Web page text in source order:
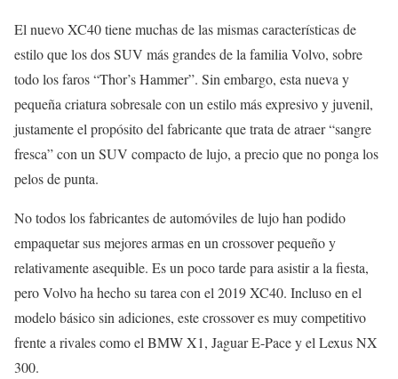
El nuevo XC40 tiene muchas de las mismas características de
estilo que los dos SUV más grandes de la familia Volvo, sobre
todo los faros “Thor’s Hammer”. Sin embargo, esta nueva y
pequeña criatura sobresale con un estilo más expresivo y juvenil,
justamente el propósito del fabricante que trata de atraer “sangre
fresca” con un SUV compacto de lujo, a precio que no ponga los
pelos de punta.
No todos los fabricantes de automóviles de lujo han podido
empaquetar sus mejores armas en un crossover pequeño y
relativamente asequible. Es un poco tarde para asistir a la fiesta,
pero Volvo ha hecho su tarea con el 2019 XC40. Incluso en el
modelo básico sin adiciones, este crossover es muy competitivo
frente a rivales como el BMW X1, Jaguar E-Pace y el Lexus NX
300.